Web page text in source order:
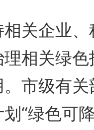
企业、
相关绿
市级有
“绿色可